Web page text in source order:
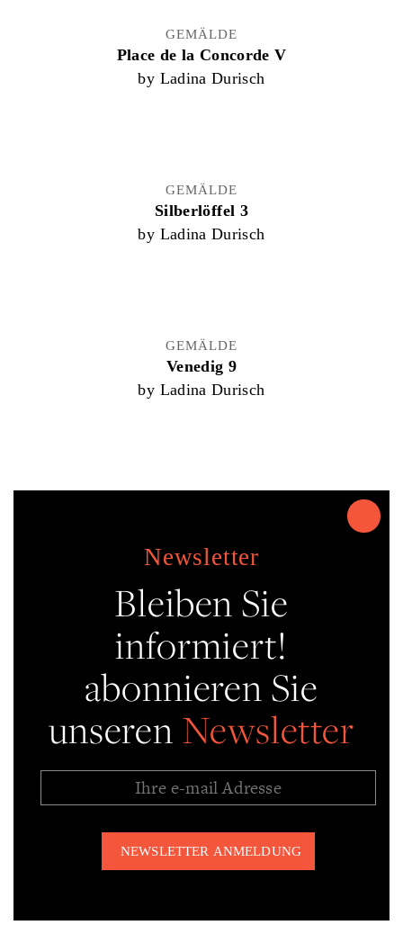
GEMÄLDE
Place de la Concorde V
by Ladina Durisch
GEMÄLDE
Silberlöffel 3
by Ladina Durisch
GEMÄLDE
Venedig 9
by Ladina Durisch
Newsletter
Bleiben Sie
informiert!
abonnieren Sie
unseren Newsletter